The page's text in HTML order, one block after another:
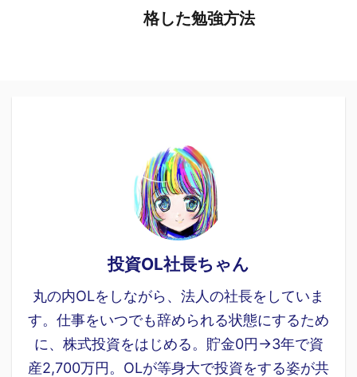
格した勉強方法
投資OL社長ちゃん
丸の内OLをしながら、法人の社長をしていま
す。仕事をいつでも辞められる状態にするため
に、株式投資をはじめる。貯金0円→3年で資
産2,700万円。OLが等身大で投資をする姿が共